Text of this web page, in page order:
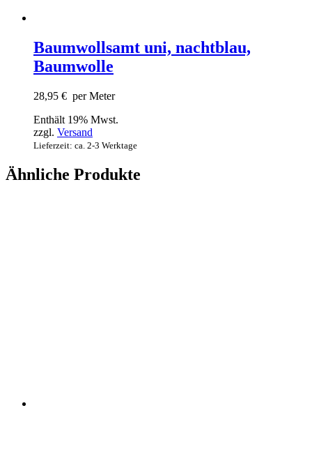
Baumwollsamt uni, nachtblau,
Baumwolle
28,95 € per Meter
Enthält 19% Mwst.
zzgl. Versand
Lieferzeit: ca. 2-3 Werktage
Ähnliche Produkte